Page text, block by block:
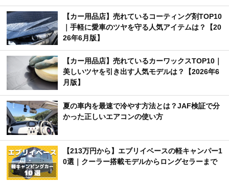
【カー用品店】売れているコーティング剤TOP10
｜手軽に愛車のツヤを守る人気アイテムは？【20
26年6月版】
【カー用品店】売れているカーワックスTOP10｜
美しいツヤを引き出す人気モデルは？【2026年6
月版】
夏の車内を最速で冷やす方法とは？JAF検証で分
かった正しいエアコンの使い方
【213万円から】エブリイベースの軽キャンパー1
0選｜クーラー搭載モデルからロングセラーまで